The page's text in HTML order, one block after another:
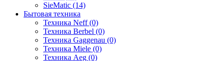
SieMatic (14)
Бытовая техника
Техника Neff (0)
Техника Berbel (0)
Техника Gaggenau (0)
Техника Miele (0)
Техника Aeg (0)